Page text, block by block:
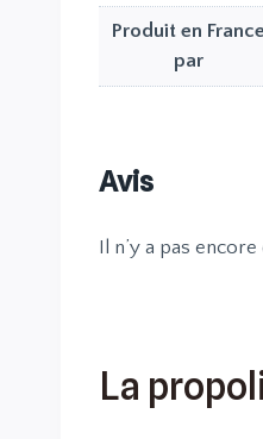
Produit en France
par
Avis
Il n’y a pas encore
La